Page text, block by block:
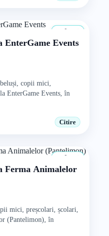
0+ ani
Events
copii mici,
EnterGame Events, în
Citire
0+ ani
Ferma Animalelor
mici, preșcolari, școlari,
(Pantelimon), în